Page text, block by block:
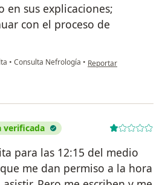
en sus explicaciones;
con el proceso de
• Consulta Nefrología • en opinión del usuario
Reportar
verificada
para las 12:15 del medio
me dan permiso a la hora